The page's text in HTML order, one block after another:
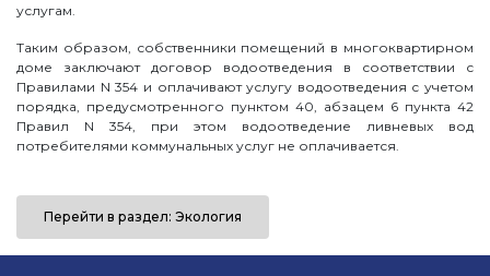
услугам.
Таким образом, собственники помещений в многоквартирном
доме заключают договор водоотведения в соответствии с
Правилами N 354 и оплачивают услугу водоотведения с учетом
порядка, предусмотренного пунктом 40, абзацем 6 пункта 42
Правил N 354, при этом водоотведение ливневых вод
потребителями коммунальных услуг не оплачивается.
Перейти в раздел: Экология